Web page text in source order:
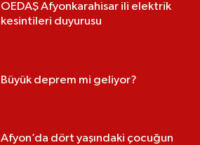
OEDAŞ Afyonkarahisar ili elektrik
kesintileri duyurusu
Büyük deprem mi geliyor?
Afyon’da dört yaşındaki çocuğun